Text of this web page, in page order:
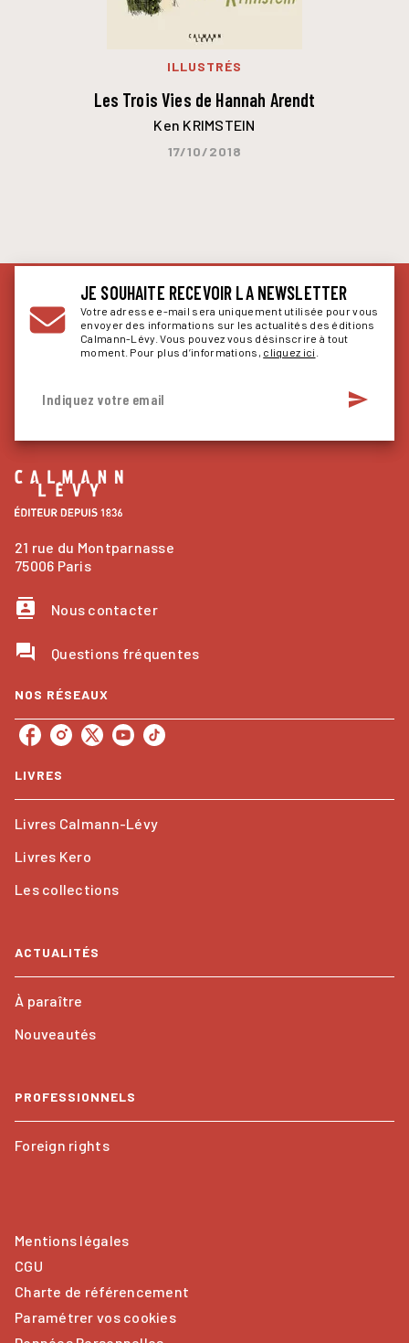
ILLUSTRÉS
Les Trois Vies de Hannah Arendt
Ken KRIMSTEIN
17/10/2018
JE SOUHAITE RECEVOIR LA NEWSLETTER
Votre adresse e-mail sera uniquement utilisée pour vous
envoyer des informations sur les actualités des éditions
Calmann-Lévy. Vous pouvez vous désinscrire à tout
moment. Pour plus d’informations, cliquez ici
Indiquez votre email send
21 rue du Montparnasse
75006 Paris
contacts Nous contacter
question_answer Questions fréquentes
NOS RÉSEAUX
LIVRES
Livres Calmann-Lévy
Livres Kero
Les collections
ACTUALITÉS
À paraître
Nouveautés
PROFESSIONNELS
Foreign rights
Mentions légales
CGU
Charte de référencement
Paramétrer vos cookies